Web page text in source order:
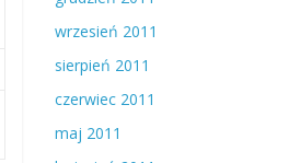
wrzesień 2011
sierpień 2011
czerwiec 2011
maj 2011